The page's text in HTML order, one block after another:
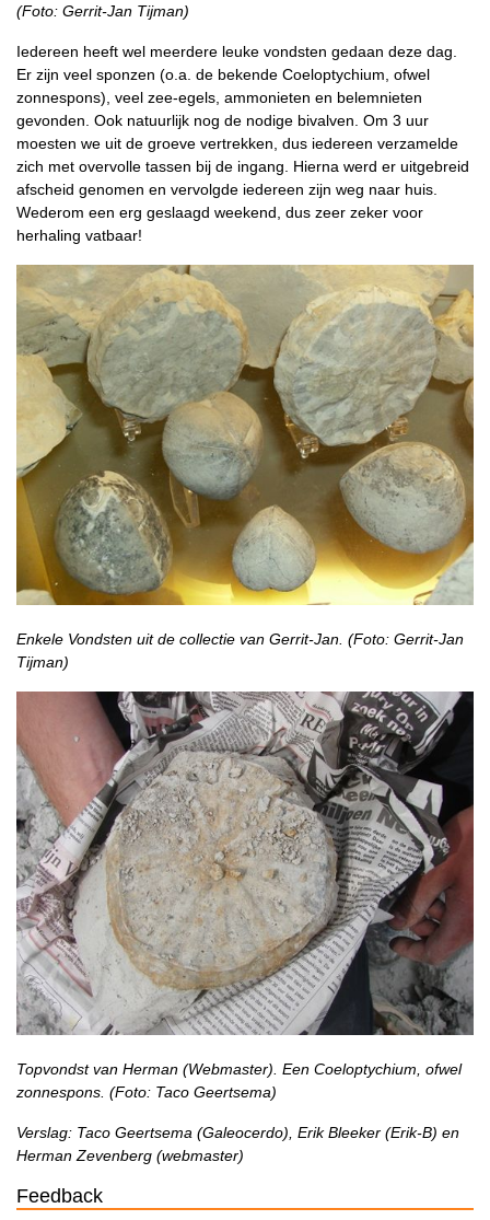
(Foto: Gerrit-Jan Tijman)
Iedereen heeft wel meerdere leuke vondsten gedaan deze dag.
Er zijn veel sponzen (o.a. de bekende Coeloptychium, ofwel
zonnespons), veel zee-egels, ammonieten en belemnieten
gevonden. Ook natuurlijk nog de nodige bivalven. Om 3 uur
moesten we uit de groeve vertrekken, dus iedereen verzamelde
zich met overvolle tassen bij de ingang. Hierna werd er uitgebreid
afscheid genomen en vervolgde iedereen zijn weg naar huis.
Wederom een erg geslaagd weekend, dus zeer zeker voor
herhaling vatbaar!
Enkele Vondsten uit de collectie van Gerrit-Jan. (Foto: Gerrit-Jan
Tijman)
Topvondst van Herman (Webmaster). Een Coeloptychium, ofwel
zonnespons. (Foto: Taco Geertsema)
Verslag: Taco Geertsema (Galeocerdo), Erik Bleeker (Erik-B) en
Herman Zevenberg (webmaster)
Feedback